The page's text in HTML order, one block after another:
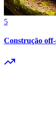
Bahia
5
Construção